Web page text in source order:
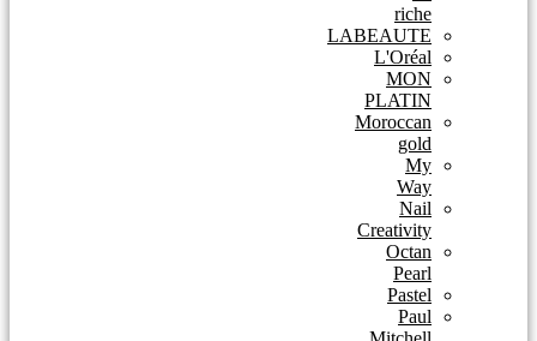
riche
LABEAUTE
L'Oréal
MON
PLATIN
Moroccan
gold
My
Way
Nail
Creativity
Octan
Pearl
Pastel
Paul